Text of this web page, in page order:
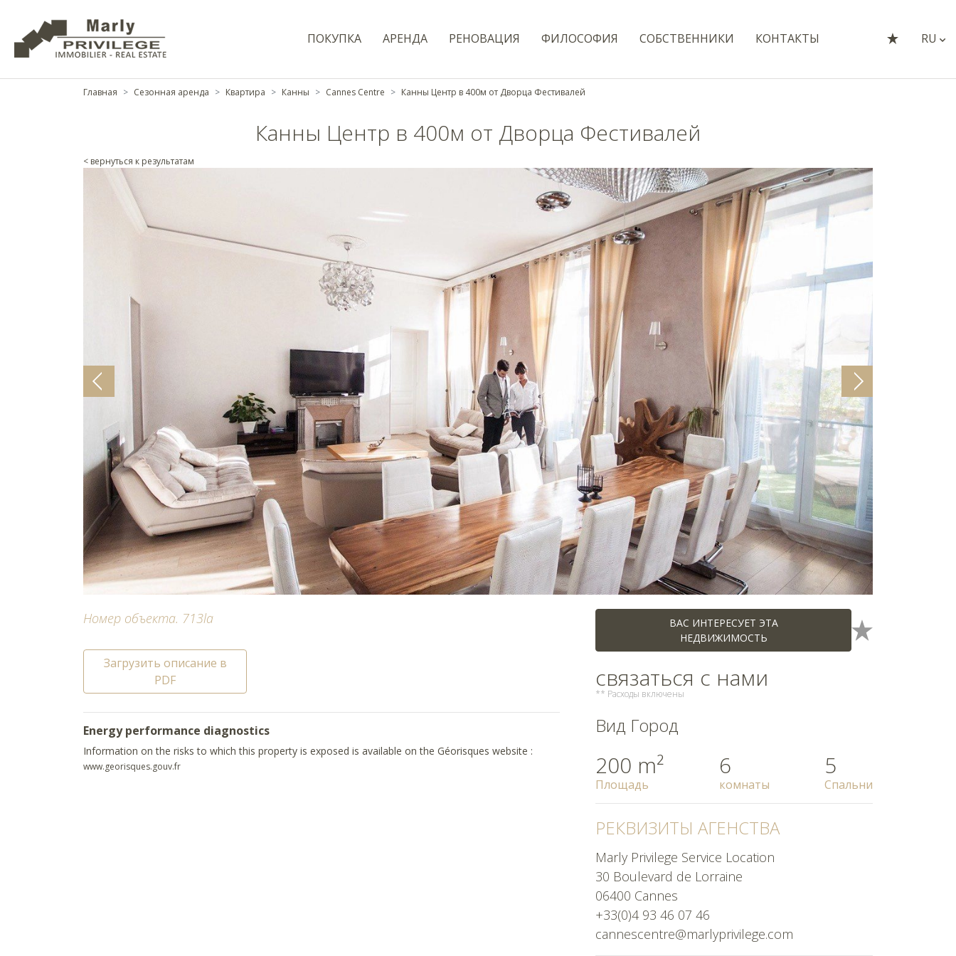
ПОКУПКА AРЕНДА РЕНОВАЦИЯ ФИЛОСОФИЯ СОБСТВЕННИКИ КОНТАКТЫ RU
Главная Сезонная аренда Квартира Канны Cannes Centre Канны Центр в 400м от Дворца Фестивалей
Канны Центр в 400м от Дворца Фестивалей
< вернуться к результатам
Номер объекта. 713la
Загрузить описание в
PDF
Energy performance diagnostics
Information on the risks to which this property is exposed is available on the Géorisques website :
www.georisques.gouv.fr
ВАС ИНТЕРЕСУЕТ ЭТА
НЕДВИЖИМОСТЬ
связаться с нами
** Расходы включены
Вид Город
200 m²
Площадь
6
комнаты
5
Спальни
РЕКВИЗИТЫ АГЕНСТВА
Marly Privilege Service Location
30 Boulevard de Lorraine
06400 Cannes
+33(0)4 93 46 07 46
cannescentre@marlyprivilege.com